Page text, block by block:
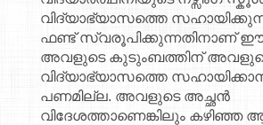
വിദ്യാഭ്യാസത്തെ
ഫണ്ട് സ്വരൂപിക്കുന്നതിനാണ് ഈ
അവളുടെ കുടുംബത്തിന്
വിദ്യാഭ്യാസത്തെ
പണമില്ല. അവളുടെ അച്ഛൻ
വിദേശത്താണെങ്കിലും കഴിഞ്ഞ